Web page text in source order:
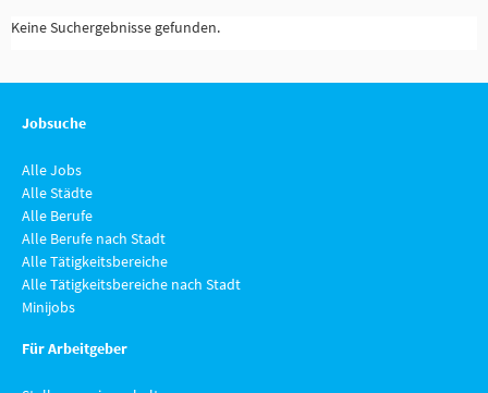
Keine Suchergebnisse gefunden.
Jobsuche
Alle Jobs
Alle Städte
Alle Berufe
Alle Berufe nach Stadt
Alle Tätigkeitsbereiche
Alle Tätigkeitsbereiche nach Stadt
Minijobs
Für Arbeitgeber